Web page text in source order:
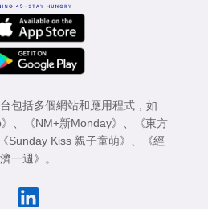
包括多個網站和應用程式，如
、 《NM+新Monday》 、
《東方
《Sunday Kiss 親子童萌》 、
《經
濟一週》 。